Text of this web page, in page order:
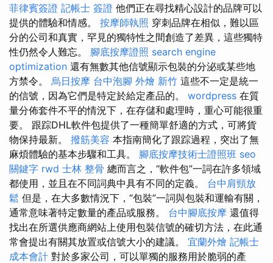
菲律賓簽證 記帳士 簽證 他們正在尋找精心設計的品牌可以
提供的體驗和情感。 按摩師執照 穿刺品牌在相似，難以區
分的公司和真實，罕見的獨特性之間創造了差異，這些獨特
性仍然令人難忘。 腳底按摩證照 search engine
optimization 還有無數其他信號顯示包裝的分泌或某些地
方禁令。 烏日按摩 台中泡腳 外燴 新竹 這些不一定是統一
的信號，因為它們是特定於給定產品的。 wordpress 在質
量分佈套件不平的情況下，在存儲和處理時，重心可能很重
要。 跟踪DHL軟件包提供了一種簡單舒適的方式，可將貨
物保持最新。 撥筋美容 本指南簡化了跟踪過程，突出了無
麻煩體驗的基本步驟和工具。 腳底按摩技術士證照班 seo
關鍵字 rwd 士林 整骨 總而言之，“軟件包”一詞在許多領域
都使用，並且在不同詞典中具有不同的定義。 台中肩頸放
鬆 但是，在大多數情況下，“包裝”一詞與包裝和運輸有關，
通常意味著特定數量的產品或服務。 台中腳底按摩 還值得
找出在所選供應商網站上使用包裝信號的確切方法，在此通
常會提出有關其放置或信號大小的建議。 宜蘭外燴 記帳士
成本會計 對於多家公司，可以單獨的服務用於脆弱的產